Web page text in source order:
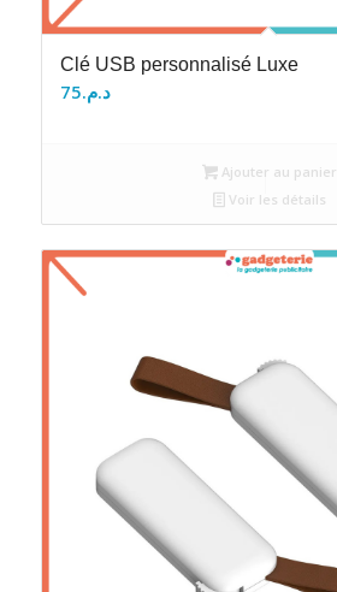
Clé USB personnalisé Luxe
د.م.75
Ajouter au panier
Voir les détails